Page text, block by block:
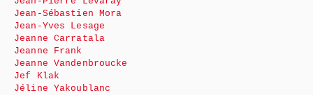
Jean-Sébastien Mora
Jean-Yves Lesage
Jeanne Carratala
Jeanne Frank
Jeanne Vandenbroucke
Jef Klak
Jéline Yakoublanc